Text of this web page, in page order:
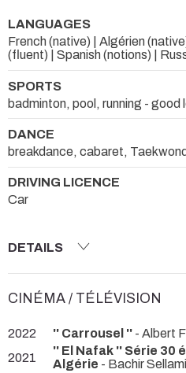
LANGUAGES
French (native) | Algérien
(fluent) | Spanish (notions) |
SPORTS
badminton, pool, running - good
DANCE
breakdance, cabaret,
DRIVING LICENCE
Car
DETAILS
CINÉMA / TÉLÉVISION
2022 '' Carrousel '' - Albert
2021
'' El Nafak '' Série 30
Algérie - Bachir